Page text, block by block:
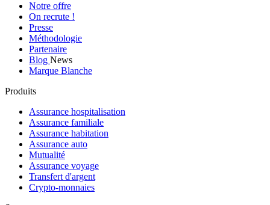
Notre offre
On recrute !
Presse
Méthodologie
Partenaire
Blog News
Marque Blanche
Produits
Assurance hospitalisation
Assurance familiale
Assurance habitation
Assurance auto
Mutualité
Assurance voyage
Transfert d'argent
Crypto-monnaies